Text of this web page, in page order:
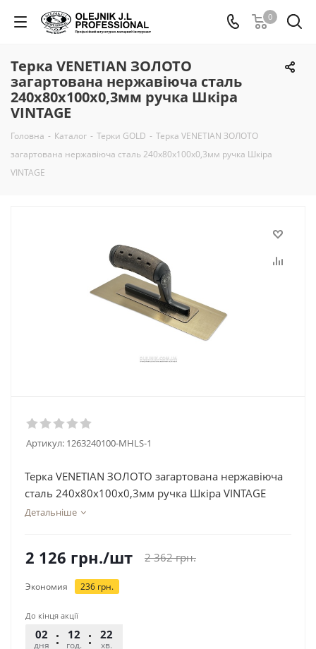
0
Терка VENETIAN ЗОЛОТО
загартована нержавіюча сталь
240х80х100х0,3мм ручка Шкіра
VINTAGE
Головна - Каталог - Терки GOLD - Терка VENETIAN ЗОЛОТО
загартована нержавіюча сталь 240х80х100х0,3мм ручка Шкіра
VINTAGE
Артикул: 1263240100-MHLS-1
Терка VENETIAN ЗОЛОТО загартована нержавіюча
сталь 240х80х100х0,3мм ручка Шкіра VINTAGE
Детальніше
2 126 грн./шт 2 362грн.
Экономия 236 грн.
До кінця акції
02
дня
12
год.
22
хв.